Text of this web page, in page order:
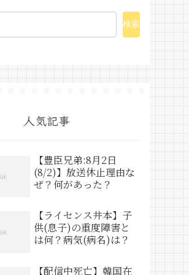
検索
人気記事
【豊臣兄弟:8月2日
(8/2)】放送休止理由な
ぜ？何があった？
【ライセンス井本】子
供(息子)の重度障害と
は何？病気(病名)は？
【配信中死亡】韓国在